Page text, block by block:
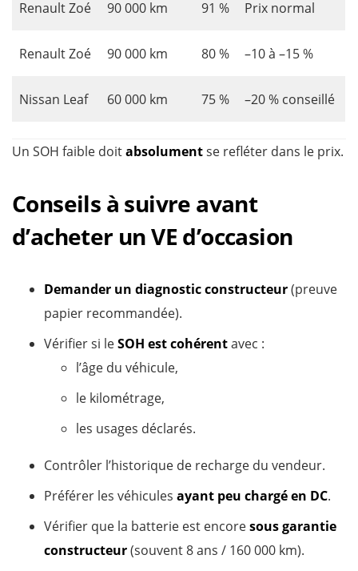
Renault Zoé 90 000 km 91 % Prix normal
Renault Zoé 90 000 km 80 % –10 à –15 %
Nissan Leaf 60 000 km 75 % –20 % conseillé
Un SOH faible doitabsolumentse refléter dans le prix.
Conseils à suivre avant
d’acheter un VE d’occasion
Demander un diagnostic constructeur(preuve
papier recommandée).
Vérifier si leSOH est cohérentavec :
l’âge du véhicule,
le kilométrage,
les usages déclarés.
Contrôler l’historique de recharge du vendeur.
Préférer les véhicules ayant peu chargé en DC.
Vérifier que la batterie est encoresous garantie
constructeur(souvent 8 ans / 160 000 km).